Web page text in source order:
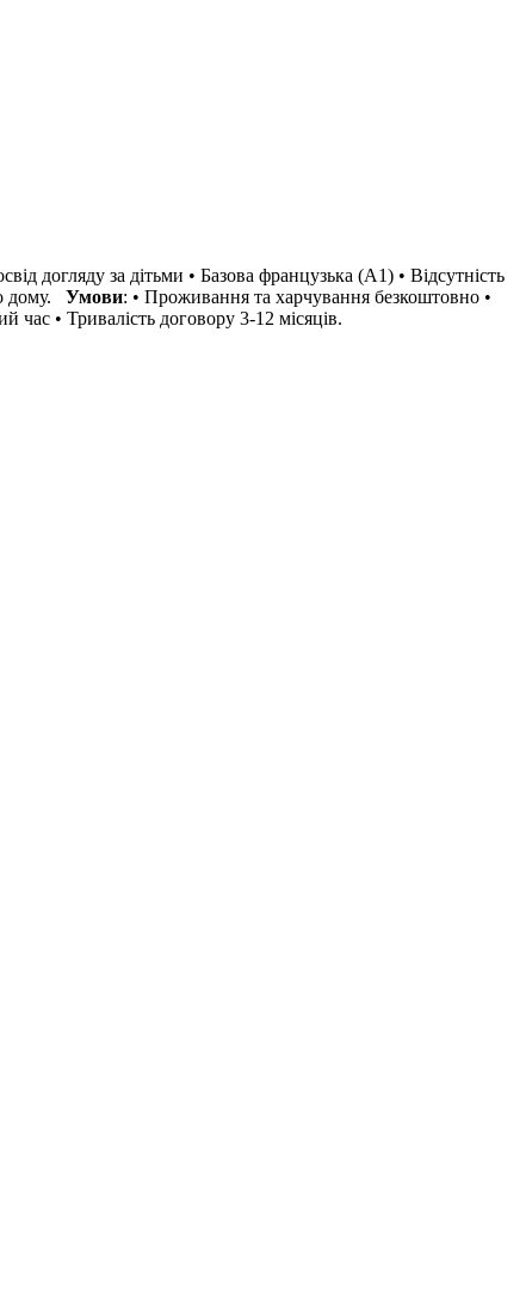
догляду за дітьми • Базова французька (А1) • Відсутність
дому. Умови: • Проживання та харчування безкоштовно •
час • Тривалість договору 3-12 місяців.